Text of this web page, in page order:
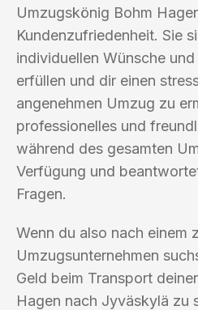
Umzugskönig Bohm
Kundenzufriedenheit. Sie
individuellen Wünsche
erfüllen und dir einen
angenehmen Umzug zu
professionelles und
während des gesamten
Verfügung und
Fragen.
Wenn du also nach einem
Umzugsunternehmen
Geld beim Transport
Hagen nach Jyväskylä zu